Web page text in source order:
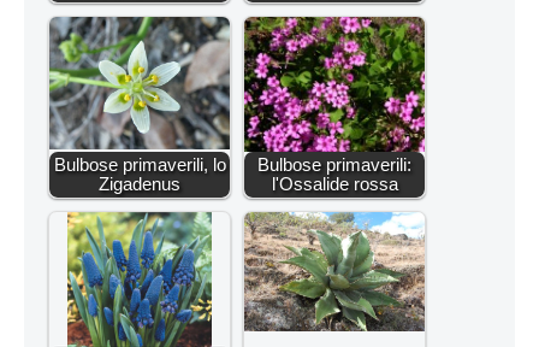
Bulbose primaverili, lo
Zigadenus
Bulbose primaverili:
l'Ossalide rossa